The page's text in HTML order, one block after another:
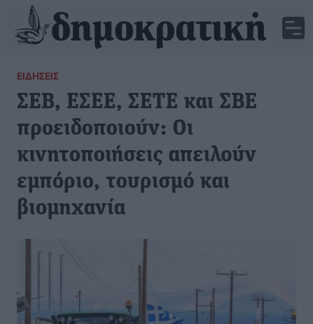
ΕΙΔΉΣΕΙΣ
ΣΕΒ, ΕΣΕΕ, ΣΕΤΕ και ΣΒΕ
προειδοποιούν: Oι
κινητοποιήσεις απειλούν
εμπόριο, τουρισμό και
βιομηχανία